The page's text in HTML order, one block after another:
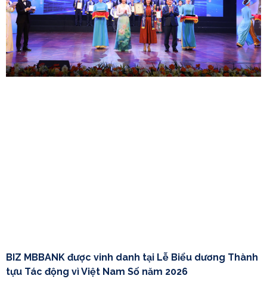
BIZ MBBANK được vinh danh tại Lễ Biểu dương Thành
tựu Tác động vì Việt Nam Số năm 2026